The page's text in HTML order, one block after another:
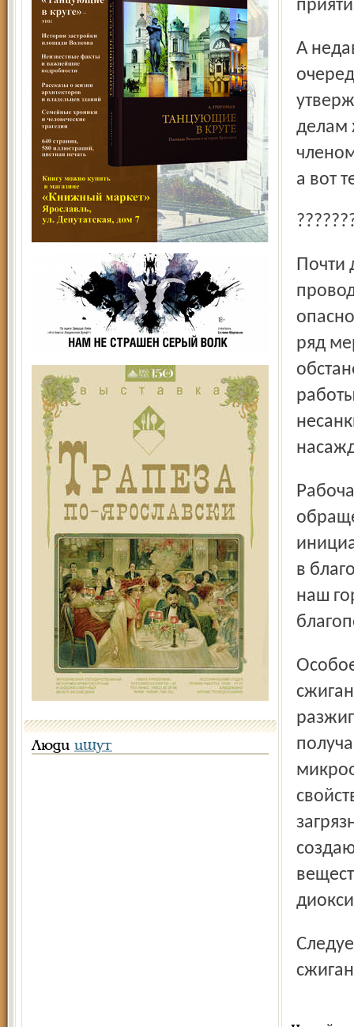
Люди ищут
А недавно из Москвы пришло приятное сообщение: на
делам
а вот
Почти два месяца, вплоть до 5 июня, в нашем городе
ряд
Рабочая группа по проведению дней защиты выступила с
в
наш
Особое внимание в эти дни обращено на недопустимость
Следует напомнить, что за несанкционированное